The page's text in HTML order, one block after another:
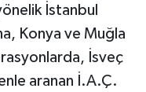
İstanbul
Konya ve Muğla
İsveç
aranan İ.A.Ç.